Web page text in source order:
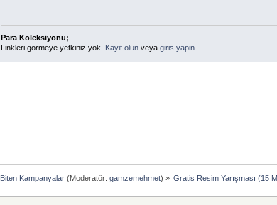
Para Koleksiyonu;
Linkleri görmeye yetkiniz yok.
Kayit olunveya giris yapin
Biten Kampanyalar(Moderatör: gamzemehmet) » Gratis Resim Yarışması (15